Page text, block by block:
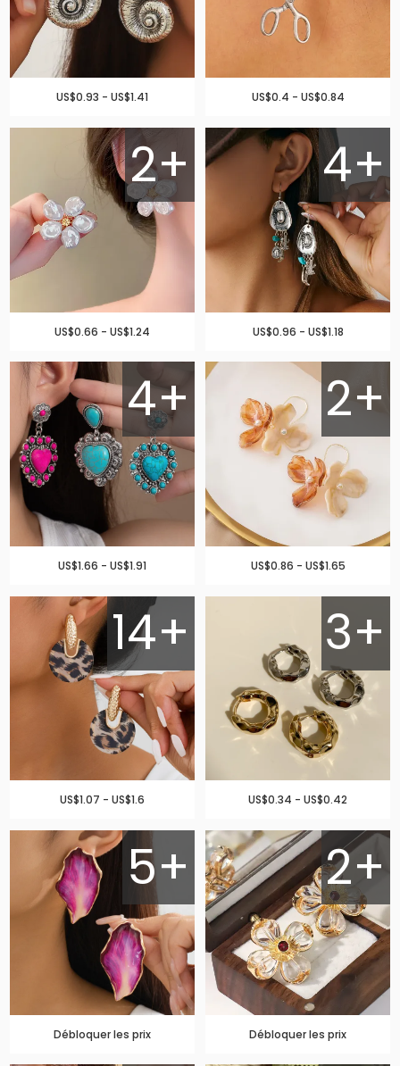
US$0.93 - US$1.41 US$0.4 - US$0.84
2+
US$0.66 - US$1.24
4+
US$0.96 - US$1.18
4+
US$1.66 - US$1.91
2+
US$0.86 - US$1.65
14+
US$1.07 - US$1.6
3+
US$0.34 - US$0.42
5+
Débloquer les prix
2+
Débloquer les prix